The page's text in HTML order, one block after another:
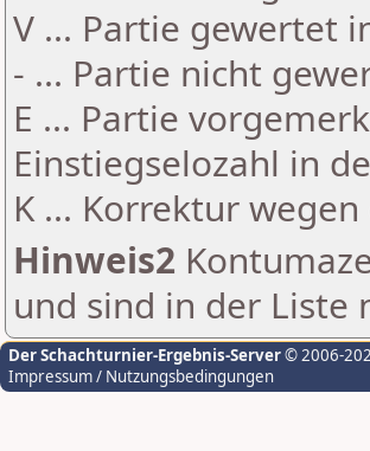
V ... Partie gewertet
- ... Partie nicht
E ... Partie
Einstiegselozahl in
K ... Korrektur
Hinweis2
und sind in der Liste
Der Schachturnier-Ergebnis-Server© 2006-
Impressum / Nutzungsbedingungen